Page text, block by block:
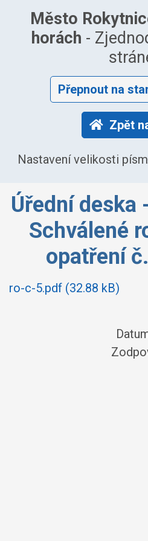
Město
horách -
Přepnout na
Zpět
Nastavení velikosti
Úřední deska
Schválené
opatření
ro-c-5.pdf (32.88 kB)